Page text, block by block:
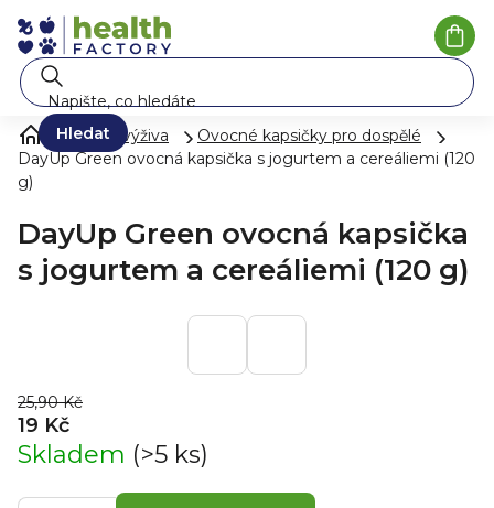
na
obsah
Hledat
Zdravá výživa
Ovocné kapsičky pro dospělé
DayUp Green ovocná kapsička s jogurtem a cereáliemi (120
g)
DayUp Green ovocná kapsička
s jogurtem a cereáliemi (120 g)
25,90 Kč
19 Kč
Skladem (>5 ks)